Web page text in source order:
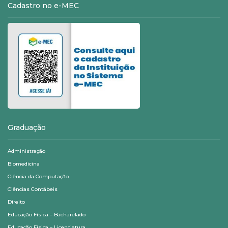
Cadastro no e-MEC
Graduação
Administração
Biomedicina
Ciência da Computação
Ciências Contábeis
Direito
Educação Física – Bacharelado